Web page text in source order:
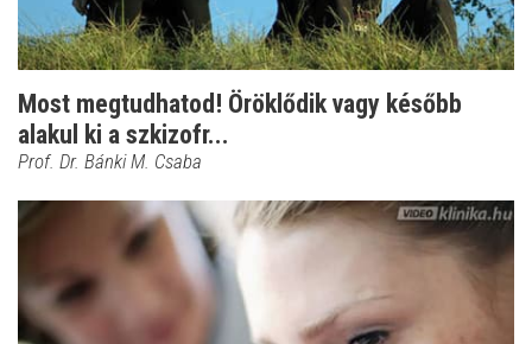
Most megtudhatod! Öröklődik vagy később
alakul ki a szkizofr...
Prof. Dr. Bánki M. Csaba